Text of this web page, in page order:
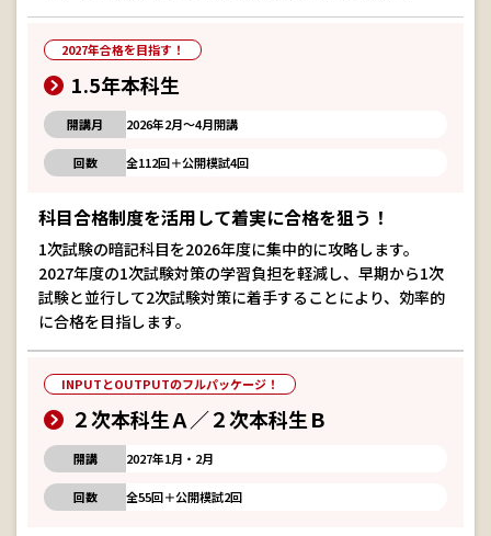
2027年合格を目指す！
1.5年本科生
開講月 2026年2月～4月開講
回数 全112回＋公開模試4回
科目合格制度を活用して着実に合格を狙う！
1次試験の暗記科目を2026年度に集中的に攻略します。
2027年度の1次試験対策の学習負担を軽減し、早期から1次
試験と並行して2次試験対策に着手することにより、効率的
に合格を目指します。
INPUTとOUTPUTのフルパッケージ！
２次本科生Ａ／２次本科生Ｂ
開講 2027年1月・2月
回数 全55回＋公開模試2回